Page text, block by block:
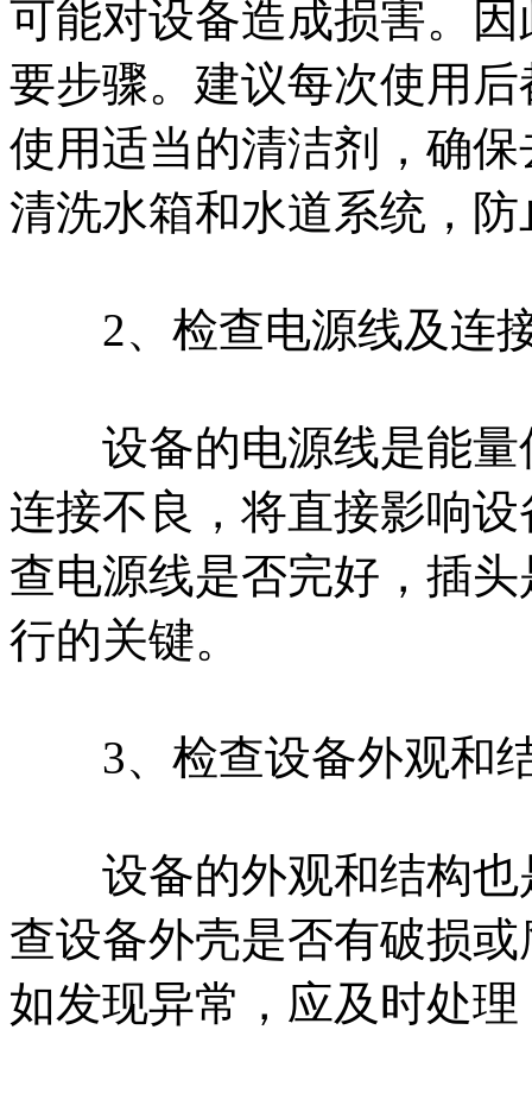
可能对设备造成损害。
要步骤。建议每次使用
使用适当的清洁剂，确
清洗水箱和水道系统，
2、检查电源线及连
设备的电源线是能量
连接不良，将直接影响
查电源线是否完好，插
行的关键。
3、检查设备外观和
设备的外观和结构也
查设备外壳是否有破损
如发现异常，应及时处